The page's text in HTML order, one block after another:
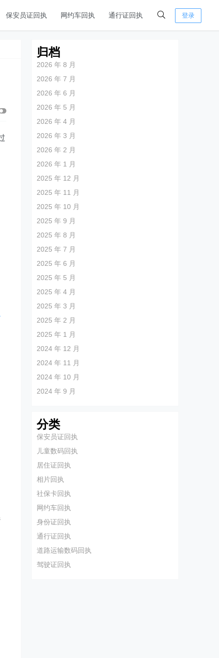
保安员证回执 网约车回执 通行证回执 登录
归档
2026 年 8 月
2026 年 7 月
2026 年 6 月
2026 年 5 月
2026 年 4 月
2026 年 3 月
2026 年 2 月
2026 年 1 月
2025 年 12 月
2025 年 11 月
2025 年 10 月
2025 年 9 月
2025 年 8 月
2025 年 7 月
2025 年 6 月
2025 年 5 月
2025 年 4 月
2025 年 3 月
2025 年 2 月
2025 年 1 月
2024 年 12 月
2024 年 11 月
2024 年 10 月
2024 年 9 月
分类
保安员证回执
儿童数码回执
居住证回执
相片回执
社保卡回执
网约车回执
身份证回执
通行证回执
道路运输数码回执
驾驶证回执